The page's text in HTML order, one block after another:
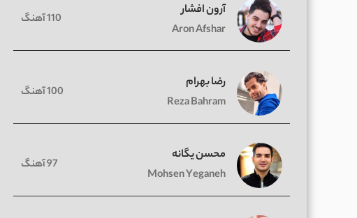
آرون افشار
Aron Afshar
110 آهنگ
رضا بهرام
Reza Bahram
100 آهنگ
محسن یگانه
Mohsen Yeganeh
97 آهنگ